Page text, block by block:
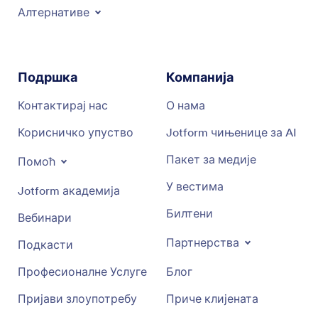
Алтернативе
Подршка
Контактирај нас
Корисничко упуство
Помоћ
Jotform академија
Вебинари
Подкасти
Професионалне Услуге
Пријави злоупотребу
Компанија
О нама
Jotform чињенице за AI
Пакет за медије
У вестима
Билтени
Партнерства
Блог
Приче клијената